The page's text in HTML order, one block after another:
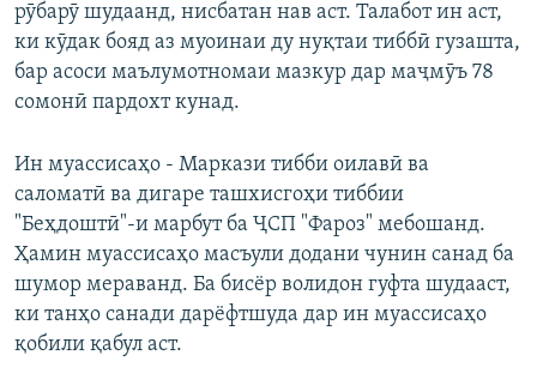
рӯбарӯ шудаанд, нисбатан нав аст. Талабот ин аст,
ки кӯдак бояд аз муоинаи ду нуқтаи тиббӣ гузашта,
бар асоси маълумотномаи мазкур дар маҷмӯъ 78
сомонӣ пардохт кунад.
Ин муассисаҳо - Маркази тибби оилавӣ ва
саломатӣ ва дигаре ташхисгоҳи тиббии
"Беҳдоштӣ"-и марбут ба ҶСП "Фароз" мебошанд.
Ҳамин муассисаҳо масъули додани чунин санад ба
шумор мераванд. Ба бисёр волидон гуфта шудааст,
ки танҳо санади дарёфтшуда дар ин муассисаҳо
қобили қабул аст.